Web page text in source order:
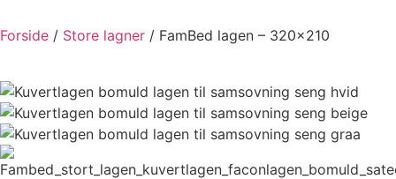
Forside / Store lagner / FamBed lagen – 320×210